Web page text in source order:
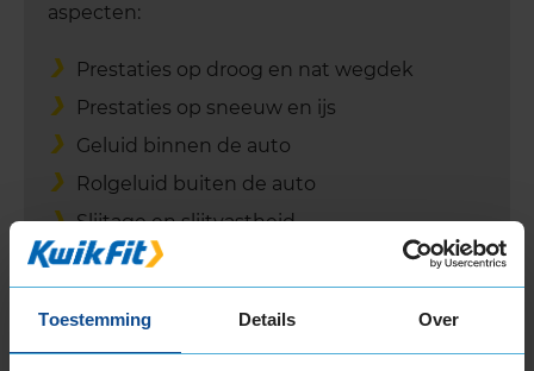
Toestemming Details Over
aspecten:
Prestaties op droog en nat wegdek
Prestaties op sneeuw en ijs
Geluid binnen de auto
Rolgeluid buiten de auto
Slijtage en slijtvastheid
Brandstofverbruik
Conclusies bandenmaat 225/40 R18 V